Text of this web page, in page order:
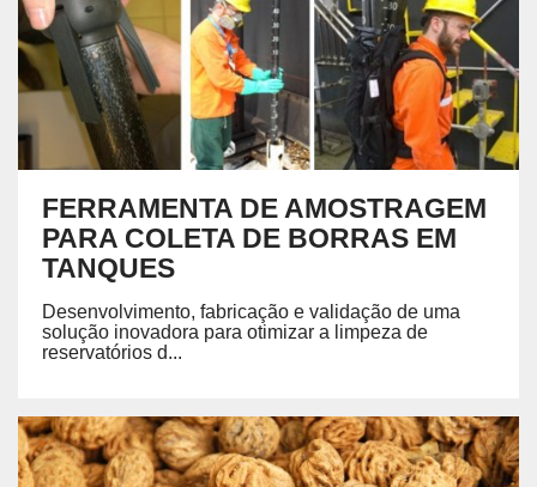
FERRAMENTA DE AMOSTRAGEM
PARA COLETA DE BORRAS EM
TANQUES
Desenvolvimento, fabricação e validação de uma
solução inovadora para otimizar a limpeza de
reservatórios d...